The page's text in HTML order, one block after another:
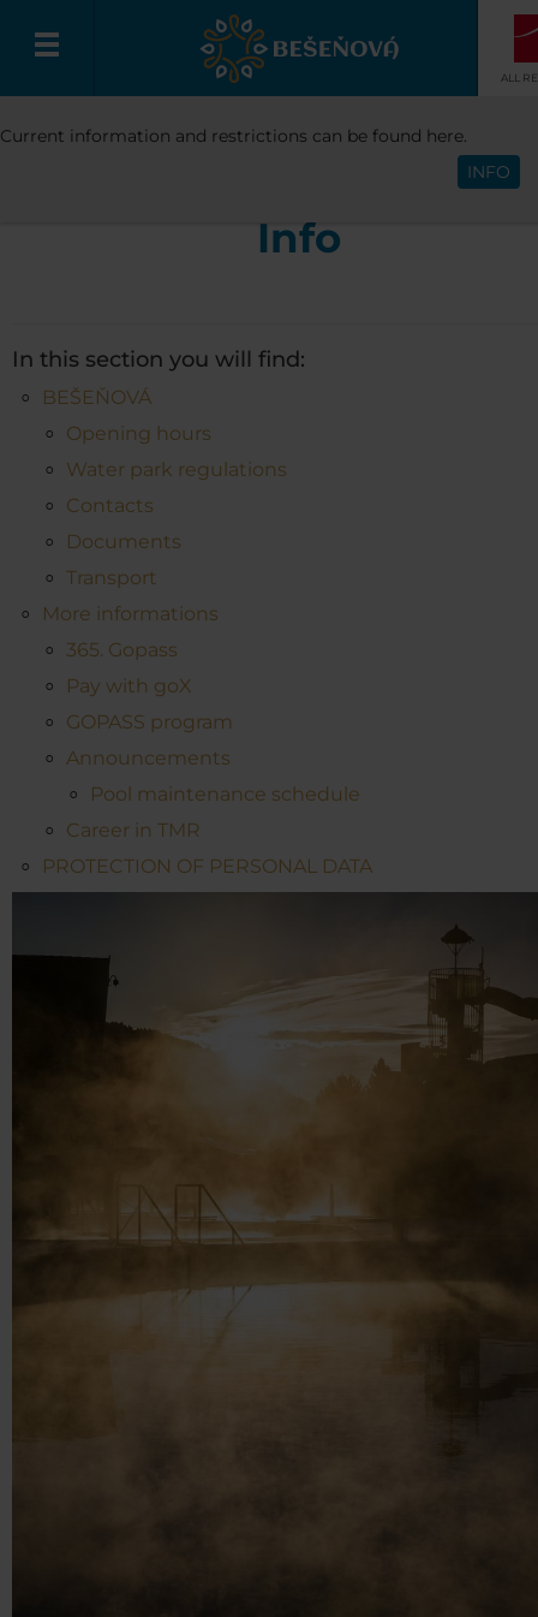
English
ALL
INFO
Info
In this section you will find:
BEŠEŇOVÁ
Opening hours
Water park regulations
Contacts
Documents
Transport
More informations
365. Gopass
Pay with goX
GOPASS program
Announcements
Pool maintenance schedule
Career in TMR
PROTECTION OF PERSONAL DATA
Current information and restrictions can be found here.
INFO